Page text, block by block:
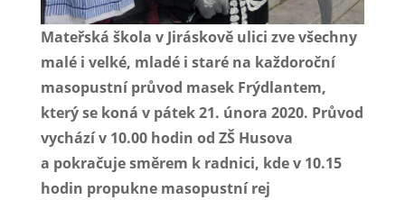
Mateřská škola v Jiráskově ulici zve všechny
malé i velké, mladé i staré na každoroční
masopustní průvod masek Frýdlantem,
který se koná v pátek 21. února 2020. Průvod
vychází v 10.00 hodin od ZŠ Husova
a pokračuje směrem k radnici, kde v 10.15
hodin propukne masopustní rej